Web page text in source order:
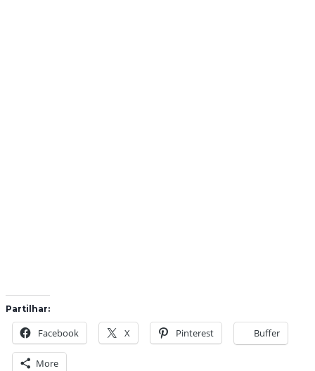
Partilhar:
Facebook X Pinterest Buffer
More